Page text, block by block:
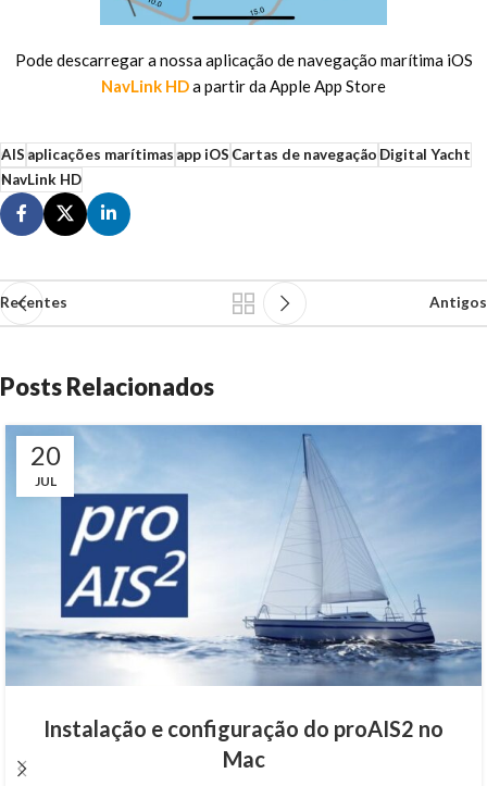
Pode descarregar a nossa aplicação de navegação marítima iOS
NavLink HDa partir da Apple App Store
AISaplicações marítimasapp iOSCartas de navegaçãoDigital Yacht
NavLink HD
Recentes Antigos
Posts Relacionados
20
JUL
Instalação e configuração do proAIS2 no
Mac